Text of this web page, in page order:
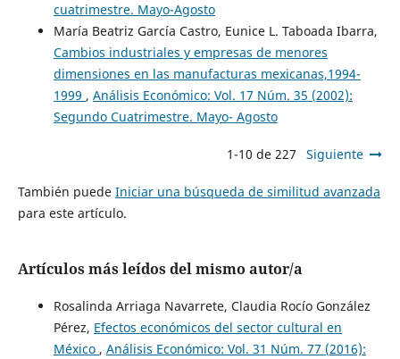
cuatrimestre. Mayo-Agosto
María Beatriz García Castro, Eunice L. Taboada Ibarra,
Cambios industriales y empresas de menores
dimensiones en las manufacturas mexicanas,1994-
1999 , Análisis Económico: Vol. 17 Núm. 35 (2002):
Segundo Cuatrimestre. Mayo- Agosto
1-10 de 227 Siguiente
También puede Iniciar una búsqueda de similitud avanzada
para este artículo.
Artículos más leídos del mismo autor/a
Rosalinda Arriaga Navarrete, Claudia Rocío González
Pérez, Efectos económicos del sector cultural en
México , Análisis Económico: Vol. 31 Núm. 77 (2016):